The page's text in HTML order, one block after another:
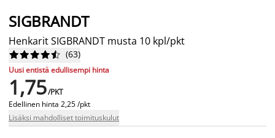
SIGBRANDT
Henkarit SIGBRANDT musta 10 kpl/pkt





 (63)
Uusi entistä edullisempi hinta
1,75/PKT
Edellinen hinta 2,25 /pkt
Lisäksi mahdolliset toimituskulut